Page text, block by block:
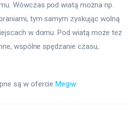
Wówczas pod wiatą można np.
tym samym zyskując wolną
w domu. Pod wiatą może też
wspólne spędzanie czasu,
są w ofercie Megiw